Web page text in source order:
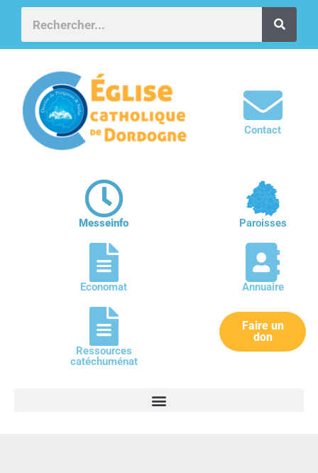
Contact
Messeinfo Paroisses
Economat Annuaire
Ressources
catéchuménat
Faire un
don